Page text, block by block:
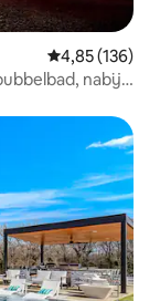
Gemiddelde
4,85 (136)
nabij